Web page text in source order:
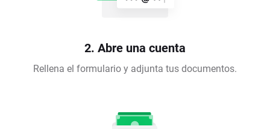
2. Abre una cuenta
Rellena el formulario y adjunta tus documentos.